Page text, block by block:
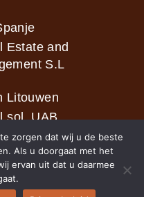
Estate and
S.L
Litouwen
sol, UAB
del sol
zorgen dat wij u de beste
Als u doorgaat met het
ervan uit dat u daarmee